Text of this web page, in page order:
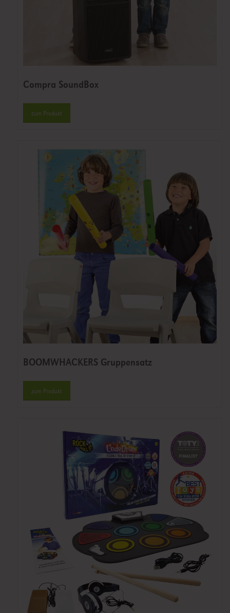
Compra SoundBox
zum Produkt
BOOMWHACKERS Gruppensatz
zum Produkt